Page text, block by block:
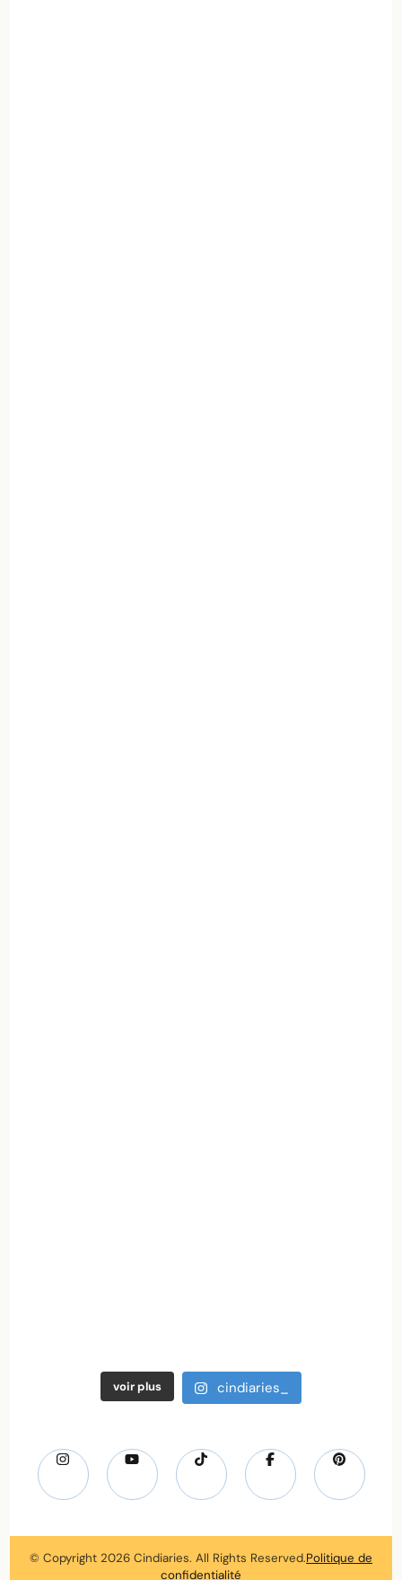
voir plus cindiaries_
© Copyright 2026 Cindiaries. All Rights Reserved.Politique de
confidentialité